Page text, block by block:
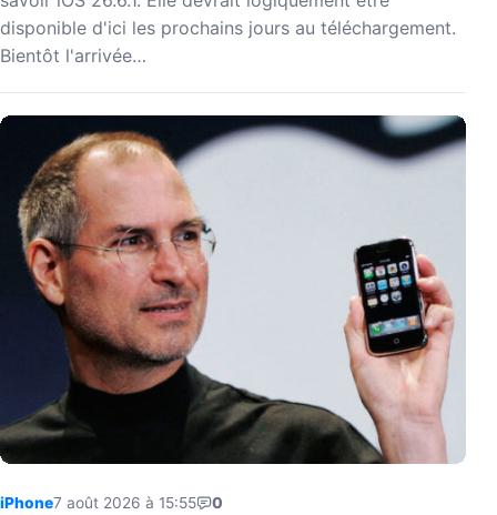
disponible d'ici les prochains jours au téléchargement.
Bientôt l'arrivée…
iPhone7 août 2026 à 15:55 0